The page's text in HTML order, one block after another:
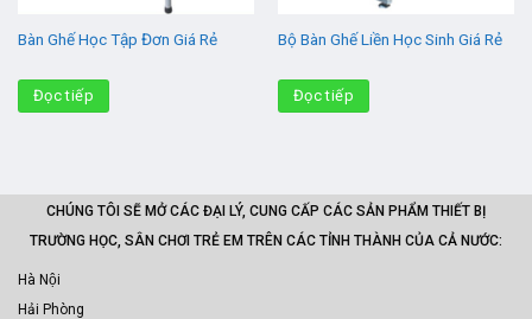
Bàn Ghế Học Tập Đơn Giá Rẻ
Đọc tiếp
Bộ Bàn Ghế Liền Học Sinh Giá Rẻ
Đọc tiếp
CHÚNG TÔI SẼ MỞ CÁC ĐẠI LÝ, CUNG CẤP CÁC SẢN PHẨM THIẾT BỊ
TRƯỜNG HỌC, SÂN CHƠI TRẺ EM TRÊN CÁC TỈNH THÀNH CỦA CẢ NƯỚC:
Hà Nội
Hải Phòng